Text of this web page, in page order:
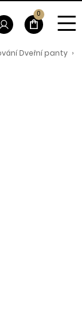
Dveřní panty ›
0